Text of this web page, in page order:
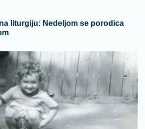
liturgiju: Nedeljom se porodica